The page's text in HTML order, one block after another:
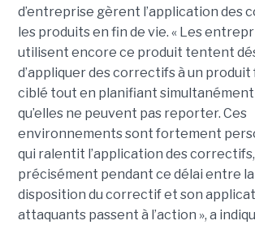
d’entreprise gèrent l’application des
les produits en fin de vie. « Les
utilisent encore ce produit tentent
d’appliquer des correctifs à un
ciblé tout en planifiant
qu’elles ne peuvent pas reporter. Ces
environnements sont fortement
qui ralentit l’application des correctifs,
précisément pendant ce délai entre la
disposition du correctif et son
attaquants passent à l’action », a